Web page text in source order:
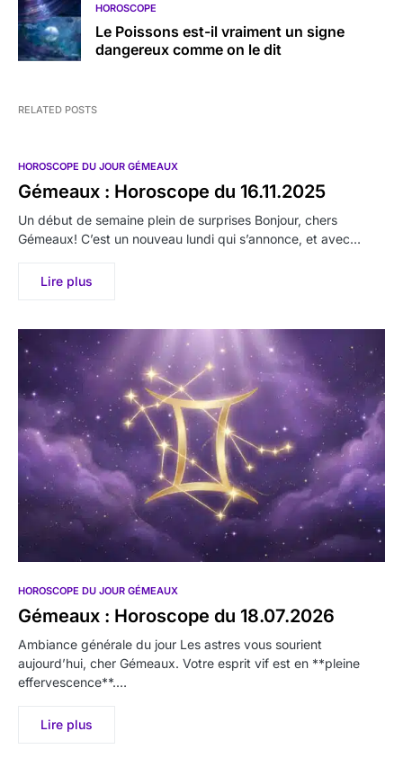
HOROSCOPE
Le Poissons est-il vraiment un signe
dangereux comme on le dit
RELATED POSTS
HOROSCOPE DU JOUR GÉMEAUX
Gémeaux : Horoscope du 16.11.2025
Un début de semaine plein de surprises Bonjour, chers
Gémeaux! C’est un nouveau lundi qui s’annonce, et avec…
Lire plus
HOROSCOPE DU JOUR GÉMEAUX
Gémeaux : Horoscope du 18.07.2026
Ambiance générale du jour Les astres vous sourient
aujourd’hui, cher Gémeaux. Votre esprit vif est en **pleine
effervescence**.…
Lire plus